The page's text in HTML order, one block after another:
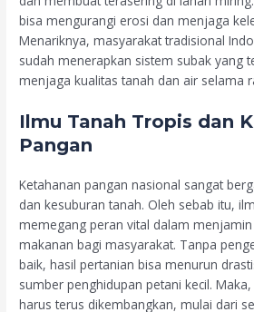
bisa mengurangi erosi dan menjaga
Menariknya, masyarakat tradisional
sudah menerapkan sistem subak yang
menjaga kualitas tanah dan air selama
Ilmu Tanah Tropis dan
Pangan
Ketahanan pangan nasional sangat
dan kesuburan tanah. Oleh sebab itu,
memegang peran vital dalam
makanan bagi masyarakat. Tanpa
baik, hasil pertanian bisa menurun
sumber penghidupan petani kecil.
harus terus dikembangkan, mulai dari